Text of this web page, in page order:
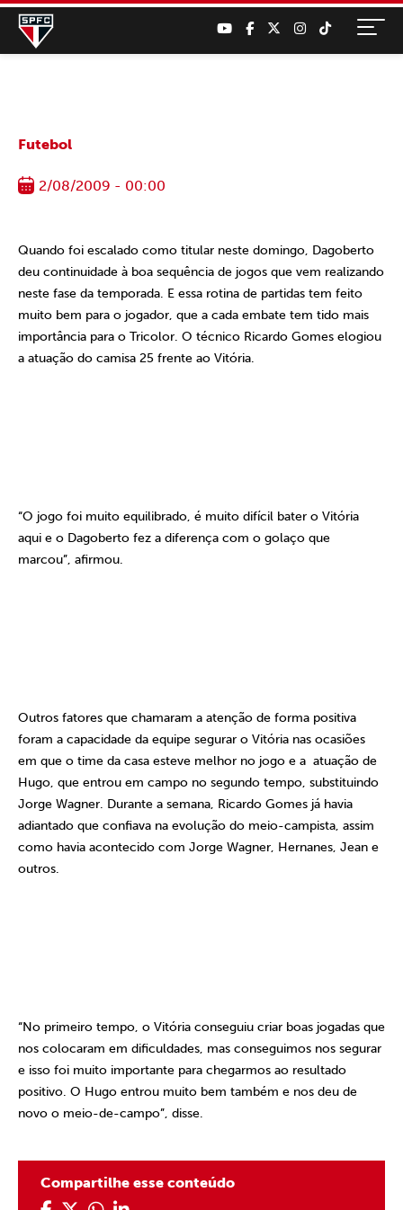
Futebol
2/08/2009 - 00:00
Quando foi escalado como titular neste domingo, Dagoberto
deu continuidade à boa sequência de jogos que vem realizando
neste fase da temporada. E essa rotina de partidas tem feito
muito bem para o jogador, que a cada embate tem tido mais
importância para o Tricolor. O técnico Ricardo Gomes elogiou
a atuação do camisa 25 frente ao Vitória.
“O jogo foi muito equilibrado, é muito difícil bater o Vitória
aqui e o Dagoberto fez a diferença com o golaço que
marcou”, afirmou.
Outros fatores que chamaram a atenção de forma positiva
foram a capacidade da equipe segurar o Vitória nas ocasiões
em que o time da casa esteve melhor no jogo e a atuação de
Hugo, que entrou em campo no segundo tempo, substituindo
Jorge Wagner. Durante a semana, Ricardo Gomes já havia
adiantado que confiava na evolução do meio-campista, assim
como havia acontecido com Jorge Wagner, Hernanes, Jean e
outros.
“No primeiro tempo, o Vitória conseguiu criar boas jogadas que
nos colocaram em dificuldades, mas conseguimos nos segurar
e isso foi muito importante para chegarmos ao resultado
positivo. O Hugo entrou muito bem também e nos deu de
novo o meio-de-campo”, disse.
Compartilhe esse conteúdo